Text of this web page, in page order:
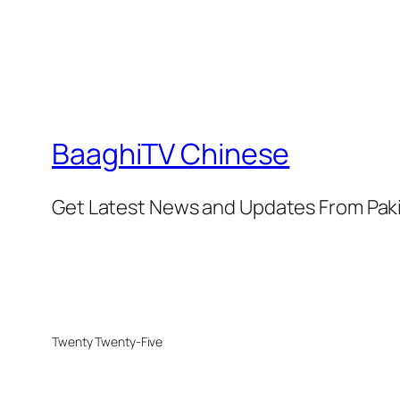
BaaghiTV Chinese
Get Latest News and Updates From
Twenty Twenty-Five